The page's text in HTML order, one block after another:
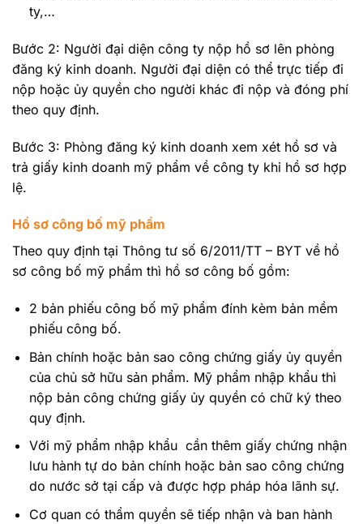
ty,…
Bước 2: Người đại diện công ty nộp hồ sơ lên phòng
đăng ký kinh doanh. Người đại diện có thể trực tiếp đi
nộp hoặc ủy quyền cho người khác đi nộp và đóng phí
theo quy định.
Bước 3: Phòng đăng ký kinh doanh xem xét hồ sơ và
trả giấy kinh doanh mỹ phẩm về công ty khi hồ sơ hợp
lệ.
Hồ sơ công bố mỹ phẩm
Theo quy định tại Thông tư số 6/2011/TT – BYT về hồ
sơ công bố mỹ phẩm thì hồ sơ công bố gồm:
2 bản phiếu công bố mỹ phẩm đính kèm bản mềm
phiếu công bố.
Bản chính hoặc bản sao công chứng giấy ủy quyền
của chủ sở hữu sản phẩm. Mỹ phẩm nhập khẩu thì
nộp bản công chứng giấy ủy quyền có chữ ký theo
quy định.
Với mỹ phẩm nhập khẩu cần thêm giấy chứng nhận
lưu hành tự do bản chính hoặc bản sao công chứng
do nước sở tại cấp và được hợp pháp hóa lãnh sự.
Cơ quan có thẩm quyền sẽ tiếp nhận và ban hành